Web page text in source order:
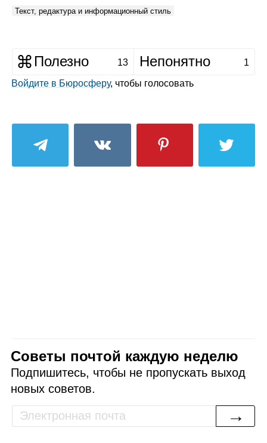
Текст, редактура и информационный стиль
Полезно 13 Непонятно 1
Войдите в Бюросферу, чтобы голосовать
Советы почтой каждую неделю
Подпишитесь, чтобы не пропускать выход
новых советов.
→